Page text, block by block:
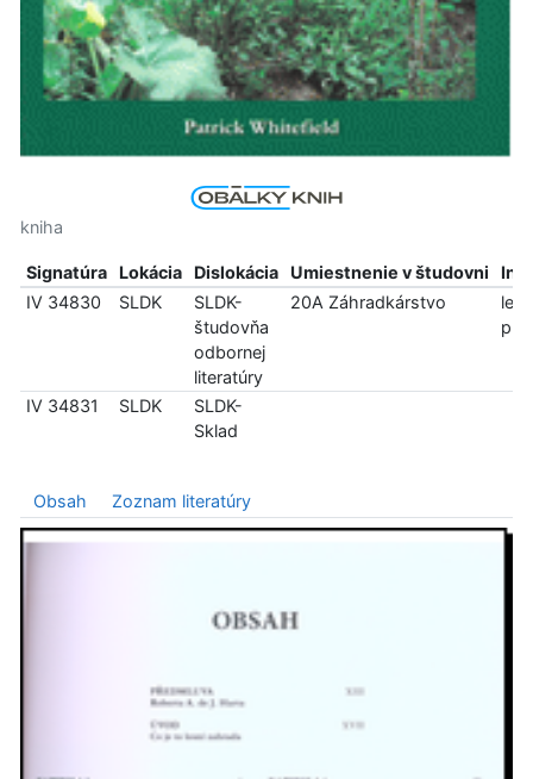
kniha
Signatúra Lokácia Dislokácia Umiestnenie v študovni
Info
IV 34830
SLDK
SLDK-
študovňa
odbornej
literatúry
20A Záhradkárstvo
len
IV 34831 SLDK
SLDK-
Sklad
Obsah Zoznam literatúry